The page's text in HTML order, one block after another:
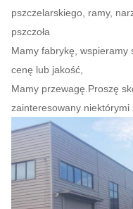
pszczelarskiego, ramy,
pszczoła
Mamy fabrykę, wspieramy
cenę lub jakość,
Mamy przewagę.Proszę
zainteresowany niektórymi